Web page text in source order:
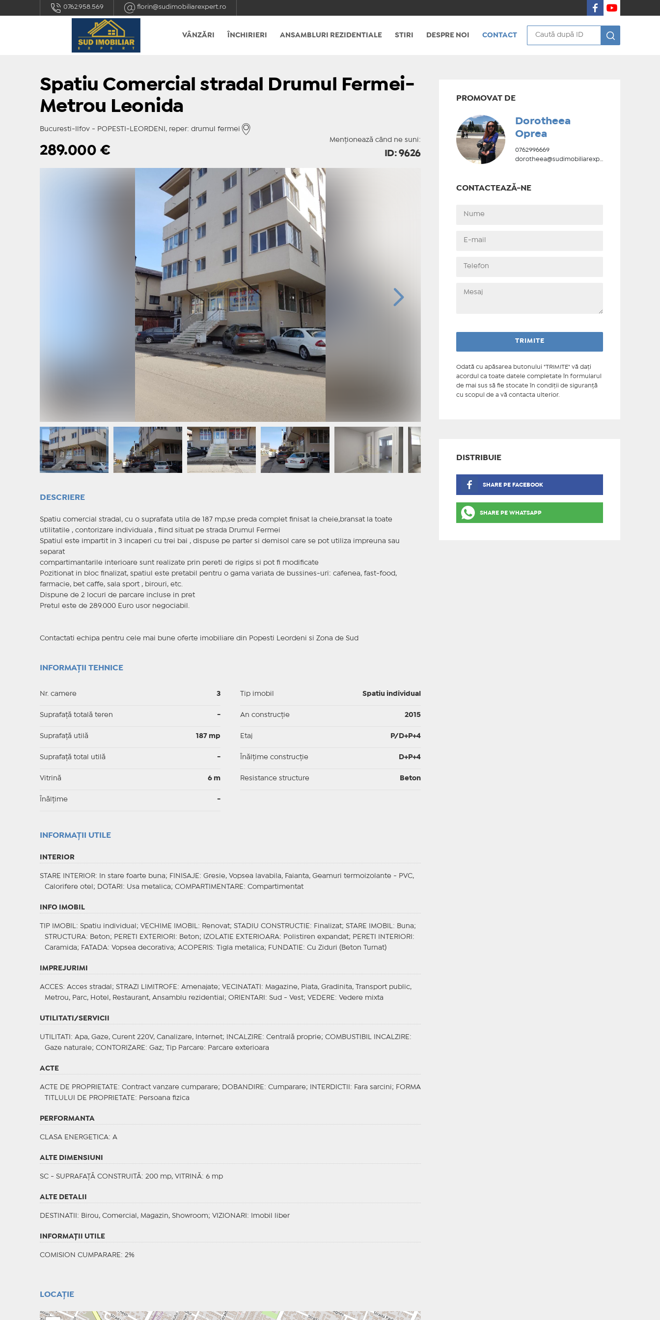
0762.958.569 florin@sudimobiliarexpert.ro
VÂNZĂRI ÎNCHIRIERI ANSAMBLURI REZIDENTIALE STIRI DESPRE NOI CONTACT
Spatiu Comercial stradal Drumul Fermei-
Metrou Leonida
Bucuresti-Ilfov - POPESTI-LEORDENI, reper: drumul fermei
Menționează când ne suni:
289.000 € ID: 9626
DESCRIERE
Spatiu comercial stradal, cu o suprafata utila de 187 mp,se preda complet finisat la cheie,bransat la toate
utilitatile , contorizare individuala , fiind situat pe strada Drumul Fermei
Spatiul este impartit in 3 incaperi cu trei bai , dispuse pe parter si demisol care se pot utiliza impreuna sau
separat
compartimantarile interioare sunt realizate prin pereti de rigips si pot fi modificate
Pozitionat in bloc finalizat, spatiul este pretabil pentru o gama variata de bussines-uri: cafenea, fast-food,
farmacie, bet caffe, sala sport , birouri, etc.
Dispune de 2 locuri de parcare incluse in pret
Pretul este de 289.000 Euro usor negociabil.
Contactati echipa pentru cele mai bune oferte imobiliare din Popesti Leordeni si Zona de Sud
INFORMAȚII TEHNICE
Nr. camere 3
Suprafață totală teren -
Suprafaţă utilă 187 mp
Suprafaţă total utilă -
Vitrină 6 m
Înălțime -
Tip imobil Spatiu individual
An construcție 2015
Etaj P/D+P+4
Înălțime construcție D+P+4
Resistance structure Beton
INFORMAŢII UTILE
INTERIOR
STARE INTERIOR: In stare foarte buna; FINISAJE : Gresie, Vopsea lavabila, Faianta, Geamuri termoizolante - PVC,
Calorifere otel;
DOTARI : Usa metalica; COMPARTIMENTARE : Compartimentat
INFO IMOBIL
TIP IMOBIL : Spatiu individual; VECHIME IMOBIL : Renovat; STADIU CONSTRUCTIE : Finalizat; STARE IMOBIL
: Buna;
STRUCTURA: Beton; PERETI EXTERIORI : Beton; IZOLATIE EXTERIOARA: Polistiren expandat; PERETI INTERIORI :
Caramida; FATADA: Vopsea decorativa; ACOPERIS: Tigla metalica; FUNDATIE : Cu Ziduri (Beton Turnat)
IMPREJURIMI
ACCES: Acces stradal; STRAZI LIMITROFE : Amenajate; VECINATATI
: Magazine, Piata, Gradinita, Transport public,
Metrou, Parc, Hotel, Restaurant, Ansamblu rezidential; ORIENTARI : Sud - Vest; VEDERE : Vedere mixta
UTILITATI/SERVICII
UTILITATI : Apa, Gaze, Curent 220V, Canalizare, Internet; INCALZIRE : Centrală proprie; COMBUSTIBIL INCALZIRE :
Gaze naturale; CONTORIZARE : Gaz; Tip Parcare: Parcare exterioara
ACTE
ACTE DE PROPRIETATE : Contract vanzare cumparare; DOBANDIRE : Cumparare; INTERDICTII : Fara sarcini; FORMA
TITLULUI DE PROPRIETATE : Persoana fizica
PERFORMANTA
CLASA ENERGETICA: A
ALTE DIMENSIUNI
SC - SUPRAFAȚĂ CONSTRUITĂ: 200 mp, VITRINĂ: 6 mp
ALTE DETALII
DESTINATII : Birou, Comercial, Magazin, Showroom; VIZIONARI : Imobil liber
INFORMAŢII UTILE
COMISION CUMPARARE: 2%
LOCAȚIE
PROMOVAT DE
Dorotheea
Oprea
0762996669
dorotheea@sudimobiliarexpert.ro
CONTACTEAZĂ-NE
Odată cu apăsarea butonului "TRIMITE" vă daţi
acordul ca toate datele completate în formularul
de mai sus să fie stocate în condiţii de siguranţă
cu scopul de a vă contacta ulterior.
DISTRIBUIE
SHARE PE FACEBOOK
SHARE PE WHATSAPP